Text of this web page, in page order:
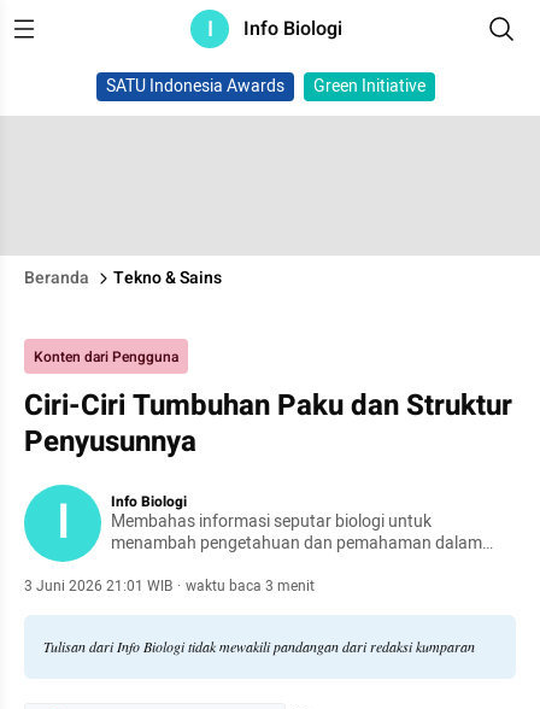
I Info Biologi
SATU Indonesia Awards Green Initiative
Beranda Tekno & Sains
Konten dari Pengguna
Ciri-Ciri Tumbuhan Paku dan Struktur
Penyusunnya
I Info Biologi
Membahas informasi seputar biologi untuk
menambah pengetahuan dan pemahaman dalam
3 Juni 2026 21:01 WIB · waktu baca 3 menit
Tulisan dari Info Biologi tidak mewakili pandangan dari redaksi kumparan